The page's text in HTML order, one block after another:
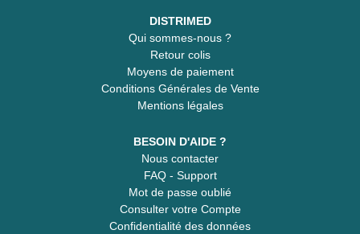
DISTRIMED
Qui sommes-nous ?
Retour colis
Moyens de paiement
Conditions Générales de Vente
Mentions légales
BESOIN D'AIDE ?
Nous contacter
FAQ - Support
Mot de passe oublié
Consulter votre Compte
Confidentialité des données